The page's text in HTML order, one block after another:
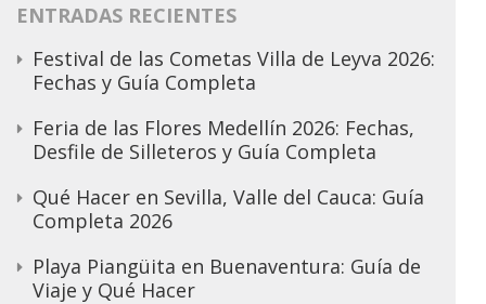
ENTRADAS RECIENTES
Festival de las Cometas Villa de Leyva 2026:
Fechas y Guía Completa
Feria de las Flores Medellín 2026: Fechas,
Desfile de Silleteros y Guía Completa
Qué Hacer en Sevilla, Valle del Cauca: Guía
Completa 2026
Playa Piangüita en Buenaventura: Guía de
Viaje y Qué Hacer